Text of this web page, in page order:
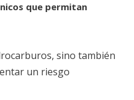
que permitan
sino también
un riesgo